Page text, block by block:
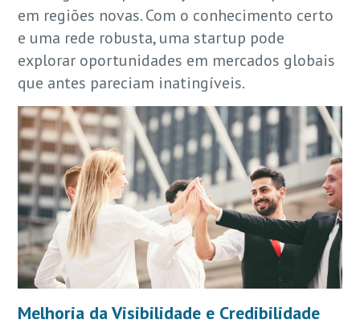
em regiões novas. Com o conhecimento certo
e uma rede robusta, uma startup pode
explorar oportunidades em mercados globais
que antes pareciam inatingíveis.
Melhoria da Visibilidade e Credibilidade